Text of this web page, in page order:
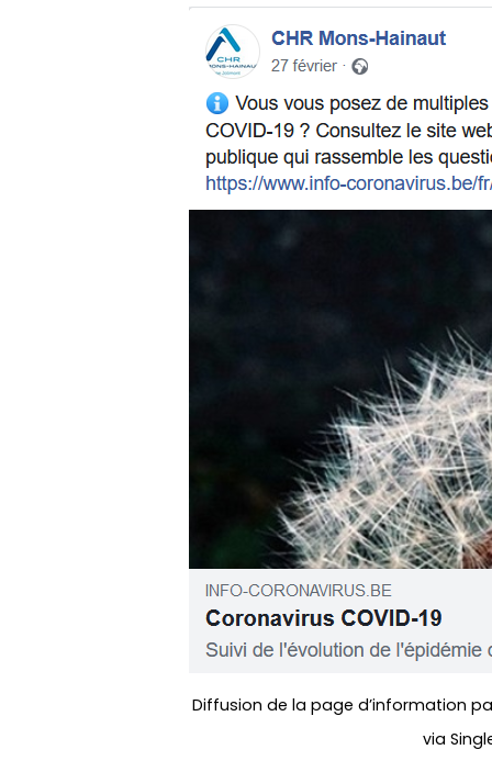
Diffusion de la page d’information
via